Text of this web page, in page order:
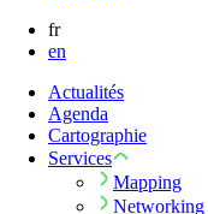
fr
en
Actualités
Agenda
Cartographie
Services
Mapping
Networking